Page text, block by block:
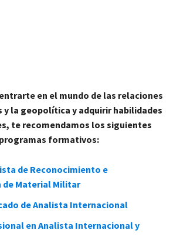
en el mundo de las relaciones
la geopolítica y adquirir habilidades
te recomendamos los siguientes
programas formativos:
de Reconocimiento e
Material Militar
de Analista Internacional
en Analista Internacional y